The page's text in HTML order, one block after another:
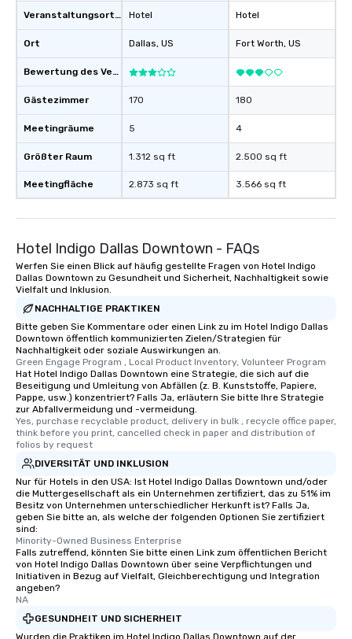
Veranstaltungsortstyp
Ort
Bewertung des Veranstaltungsortes
Gästezimmer
Meetingräume
Größter Raum
Meetingfläche
Hotel
Dallas, US
170
5
1.312 sq ft
2.873 sq ft
Hotel
Fort Worth, US
180
4
2.500 sq ft
3.566 sq ft
Hotel Indigo Dallas Downtown - FAQs
Werfen Sie einen Blick auf häufig gestellte Fragen von Hotel Indigo
Dallas Downtown zu Gesundheit und Sicherheit, Nachhaltigkeit sowie
Vielfalt und Inklusion.
NACHHALTIGE PRAKTIKEN
Bitte geben Sie Kommentare oder einen Link zu im Hotel Indigo Dallas
Downtown öffentlich kommunizierten Zielen/Strategien für
Nachhaltigkeit oder soziale Auswirkungen an.
Green Engage Program , Local Product Inventory, Volunteer Program
Hat Hotel Indigo Dallas Downtown eine Strategie, die sich auf die
Beseitigung und Umleitung von Abfällen (z. B. Kunststoffe, Papiere,
Pappe, usw.) konzentriert? Falls Ja, erläutern Sie bitte Ihre Strategie
zur Abfallvermeidung und -vermeidung.
Yes, purchase recyclable product, delivery in bulk , recycle office paper,
think before you print, cancelled check in paper and distribution of
folios by request
DIVERSITÄT UND INKLUSION
Nur für Hotels in den USA: Ist Hotel Indigo Dallas Downtown und/oder
die Muttergesellschaft als ein Unternehmen zertifiziert, das zu 51% im
Besitz von Unternehmen unterschiedlicher Herkunft ist? Falls Ja,
geben Sie bitte an, als welche der folgenden Optionen Sie zertifiziert
sind:
Minority-Owned Business Enterprise
Falls zutreffend, könnten Sie bitte einen Link zum öffentlichen Bericht
von Hotel Indigo Dallas Downtown über seine Verpflichtungen und
Initiativen in Bezug auf Vielfalt, Gleichberechtigung und Integration
angeben?
NA
GESUNDHEIT UND SICHERHEIT
Wurden die Praktiken im Hotel Indigo Dallas Downtown auf der